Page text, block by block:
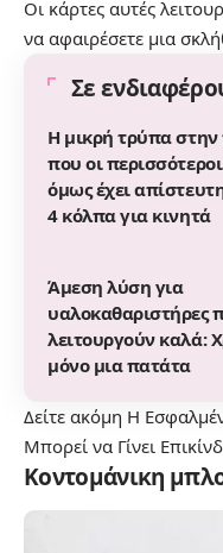
Οι κάρτες αυτές
να αφαιρέσετε μια
Σε
Η μικρή τρύπα
που οι
όμως έχει
4 κόλπα για κινητά
Άμεση λύση για
υαλοκαθαριστήρες
λειτουργούν καλά:
μόνο μια πατάτα
Δείτε ακόμη Η
Μπορεί να Γίνει
Κοντομάνικη